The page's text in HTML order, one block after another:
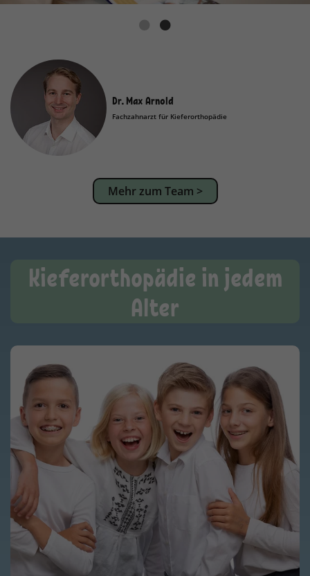
Dr. Max Arnold
Fachzahnarzt für Kieferorthopädie
Mehr zum Team >
Kieferorthopädie in jedem
Alter